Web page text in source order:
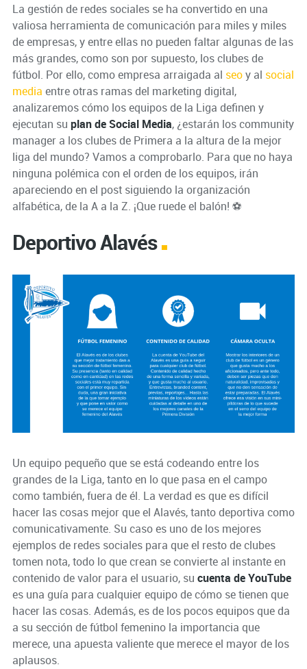
La gestión de redes sociales se ha convertido en una
valiosa herramienta de comunicación para miles y miles
de empresas, y entre ellas no pueden faltar algunas de las
más grandes, como son por supuesto, los clubes de
fútbol. Por ello, como empresa arraigada al seoy al social
media entre otras ramas del marketing digital,
analizaremos cómo los equipos de la Liga definen y
ejecutan su plan de Social Media, ¿estarán los community
manager a los clubes de Primera a la altura de la mejor
liga del mundo? Vamos a comprobarlo. Para que no haya
ninguna polémica con el orden de los equipos, irán
apareciendo en el post siguiendo la organización
alfabética, de la A a la Z. ¡Que ruede el balón! ⚽
Deportivo Alavés
Un equipo pequeño que se está codeando entre los
grandes de la Liga, tanto en lo que pasa en el campo
como también, fuera de él. La verdad es que es difícil
hacer las cosas mejor que el Alavés, tanto deportiva como
comunicativamente. Su caso es uno de los mejores
ejemplos de redes sociales para que el resto de clubes
tomen nota, todo lo que crean se convierte al instante en
contenido de valor para el usuario, su cuenta de YouTube
es una guía para cualquier equipo de cómo se tienen que
hacer las cosas. Además, es de los pocos equipos que da
a su sección de fútbol femenino la importancia que
merece, una apuesta valiente que merece el mayor de los
aplausos.